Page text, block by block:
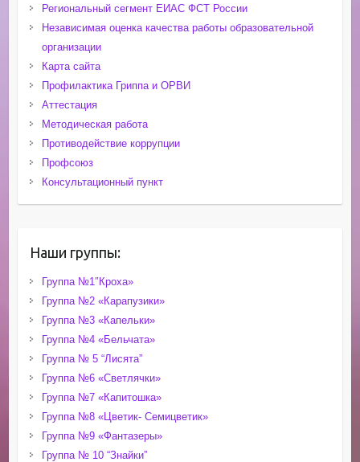
Региональный сегмент ЕИАС ФСТ России
Независимая оценка качества работы образовательной
организации
Карта сайта
Профилактика Гриппа и ОРВИ
Аттестация
Методическая работа
Противодействие коррупции
Профсоюз
Консультационный пункт
Наши группы:
Группа №1″Кроха»
Группа №2 «Карапузики»
Группа №3 «Капельки»
Группа №4 «Бельчата»
Группа № 5 “Лисята”
Группа №6 «Светлячки»
Группа №7 «Капитошка»
Группа №8 «Цветик- Семицветик»
Группа №9 «Фантазеры»
Группа № 10 “Знайки”